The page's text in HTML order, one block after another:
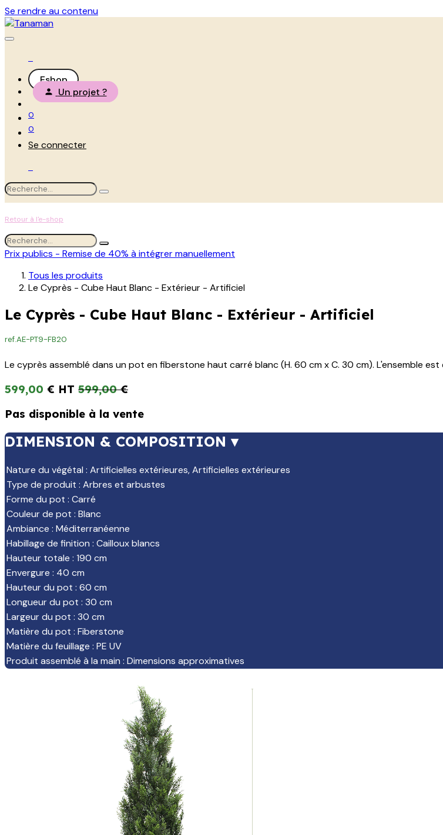
Se rendre au contenu
Eshop
Un projet ?
0
0
Se connecter
Retour à l'e-shop
Prix publics - Remise de 40% à intégrer manuellement
Tous les produits
Le Cyprès - Cube Haut Blanc - Extérieur - Artificiel
Le Cyprès - Cube Haut Blanc - Extérieur - Artificiel
ref.AE-PT9-FB20
Le cyprès assemblé dans un pot en fiberstone haut carré blanc (H. 60 cm x C. 30 cm). L'ensemble
599,00 € 599,00€
Pas disponible à la vente
DIMENSION & COMPOSITION ▾
Nature du végétal : Artificielles extérieures,Artificielles extérieures
Type de produit : Arbres et arbustes
Forme du pot : Carré
Couleur de pot : Blanc
Ambiance : Méditerranéenne
Habillage de finition : Cailloux blancs
Hauteur totale : 190 cm
Envergure : 40 cm
Hauteur du pot : 60 cm
Longueur du pot : 30 cm
Largeur du pot : 30 cm
Matière du pot : Fiberstone
Matière du feuillage : PE UV
Produit assemblé à la main : Dimensions approximatives